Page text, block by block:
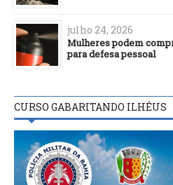
julho 24, 2026
Mulheres podem
para defesa pessoal
CURSO GABARITANDO ILHÉUS